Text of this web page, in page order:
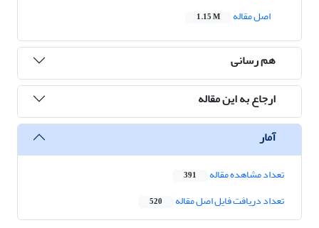
اصل مقاله
1.15 M
هم رسانی
ارجاع به این مقاله
آمار
تعداد مشاهده مقاله 391
تعداد دریافت فایل اصل مقاله 520